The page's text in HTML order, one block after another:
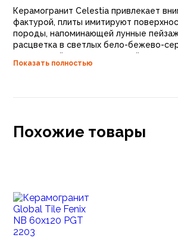
Керамогранит Celestia привлекает
фактурой, плиты имитируют
породы, напоминающей лунные
расцветка в светлых бело-бежево-
интересный рисунок, который
коричневыми прожилками, на него
сочетаются роскошь и
современных, с их стремлением к
Показать полностью
Похожие товары